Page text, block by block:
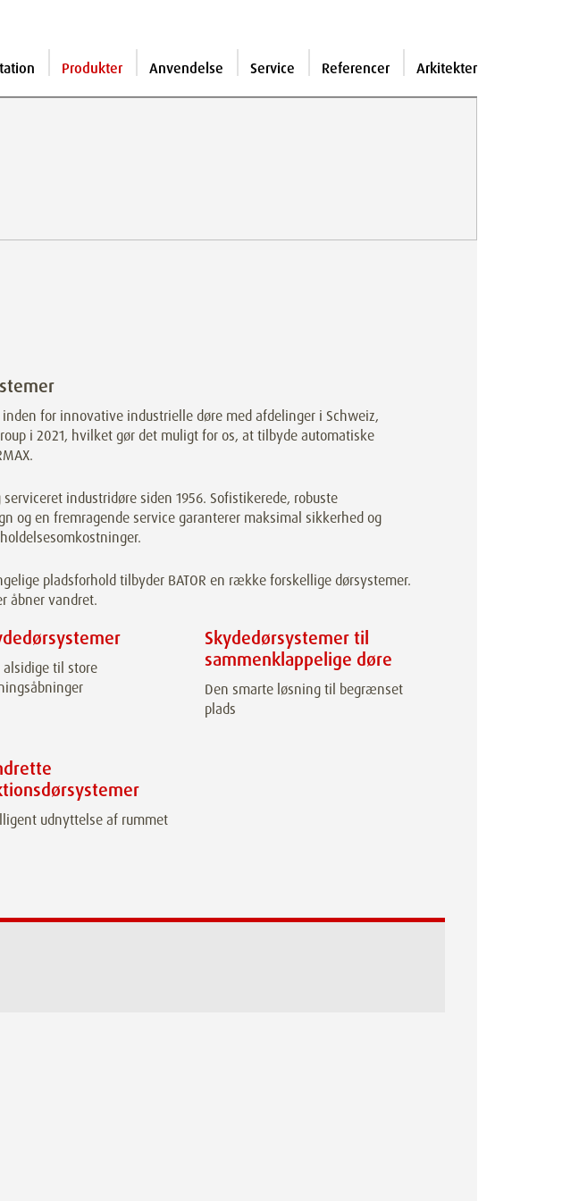
Produkter Anvendelse Service Referencer Arkitekter
for innovative industrielle døre med afdelinger i Schweiz,
i 2021, hvilket gør det muligt for os, at tilbyde automatiske
industridøre siden 1956. Sofistikerede, robuste
og en fremragende service garanterer maksimal sikkerhed og
pladsforhold tilbyder BATOR en række forskellige dørsystemer.
åbner vandret.
alsidige til store
Skydedørsystemer til
sammenklappelige døre
Den smarte løsning til begrænset
plads
udnyttelse af rummet